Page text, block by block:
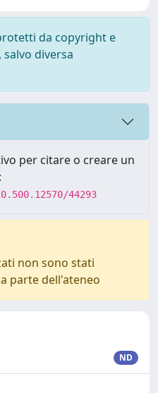
da copyright e
diversa
per citare o creare un
44293
non sono stati
parte dell'ateneo
ND